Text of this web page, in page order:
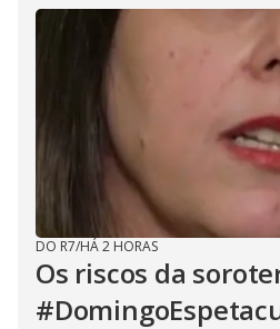
DO R7/HÁ 2 HORAS
Os riscos da